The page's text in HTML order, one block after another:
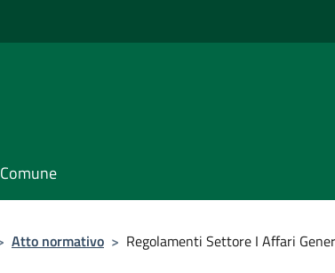
Atto normativo > Regolamenti Settore I Affari